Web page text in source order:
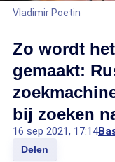
Vladimir Poetin
Zo wordt
gemaakt:
bij zoeken
16 sep 2021, 17:14
Delen